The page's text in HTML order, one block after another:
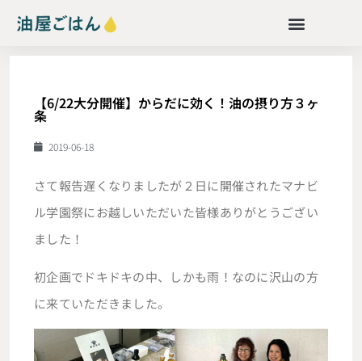
【6/22大分開催】からだに効く！油の摂り方３ヶ
条
2019-06-18
さて報告遅くなりましたが２日に開催されたマナビ
ル学園祭にお越しいただいた皆様ありがとうござい
ました！
初企画でドキドキの中、しかも雨！なのに沢山の方
に来ていただきました。